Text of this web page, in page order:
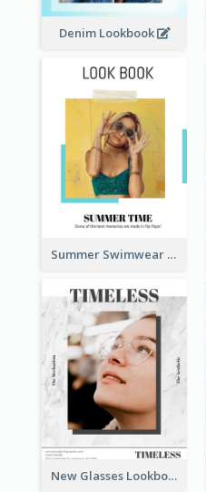
Denim Lookbook
Summer Swimwear Lookbook
New Glasses Lookbook